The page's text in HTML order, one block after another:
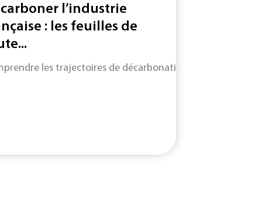
l’industrie
: les feuilles de
les trajectoires de décarbonation de neuf filières